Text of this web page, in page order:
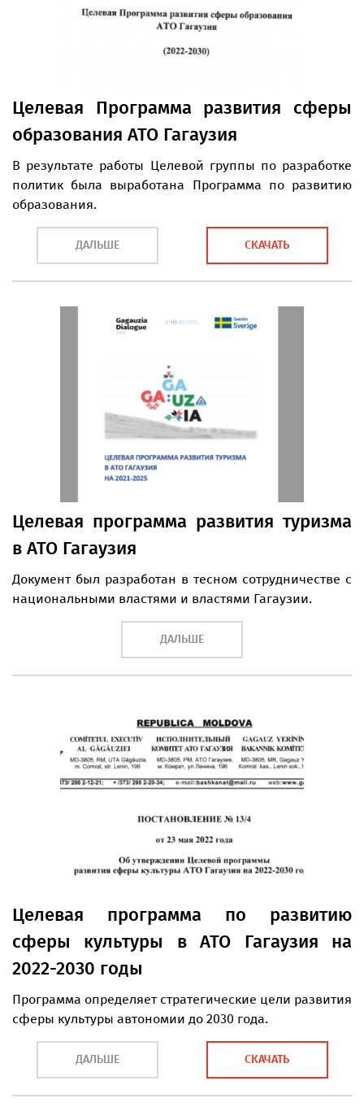
Целевая Программа развития сферы
образования АТО Гагаузия
В результате работы Целевой группы по разработке
политик была выработана Программа по развитию
образования.
ДАЛЬШЕ СКАЧАТЬ
Целевая программа развития туризма
в АТО Гагаузия
Документ был разработан в тесном сотрудничестве с
национальными властями и властями Гагаузии.
ДАЛЬШЕ
Целевая программа по развитию
сферы культуры в АТО Гагаузия на
2022-2030 годы
Программа определяет стратегические цели развития
сферы культуры автономии до 2030 года.
ДАЛЬШЕ СКАЧАТЬ